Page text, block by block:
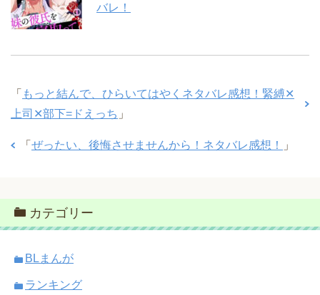
バレ！
「 もっと結んで、ひらいてはやくネタバレ感想！緊縛✕
上司✕部下=ドえっち 」
「 ぜったい、後悔させませんから！ネタバレ感想！ 」
カテゴリー
BLまんが
ランキング